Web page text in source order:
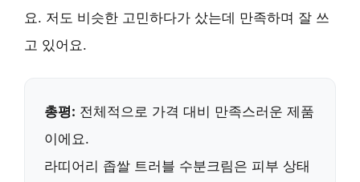
요. 저도 비슷한 고민하다가 샀는데 만족하며 잘 쓰
고 있어요.
총평: 전체적으로 가격 대비 만족스러운 제품
이에요.
라띠어리 좁쌀 트러블 수분크림은 피부 상태